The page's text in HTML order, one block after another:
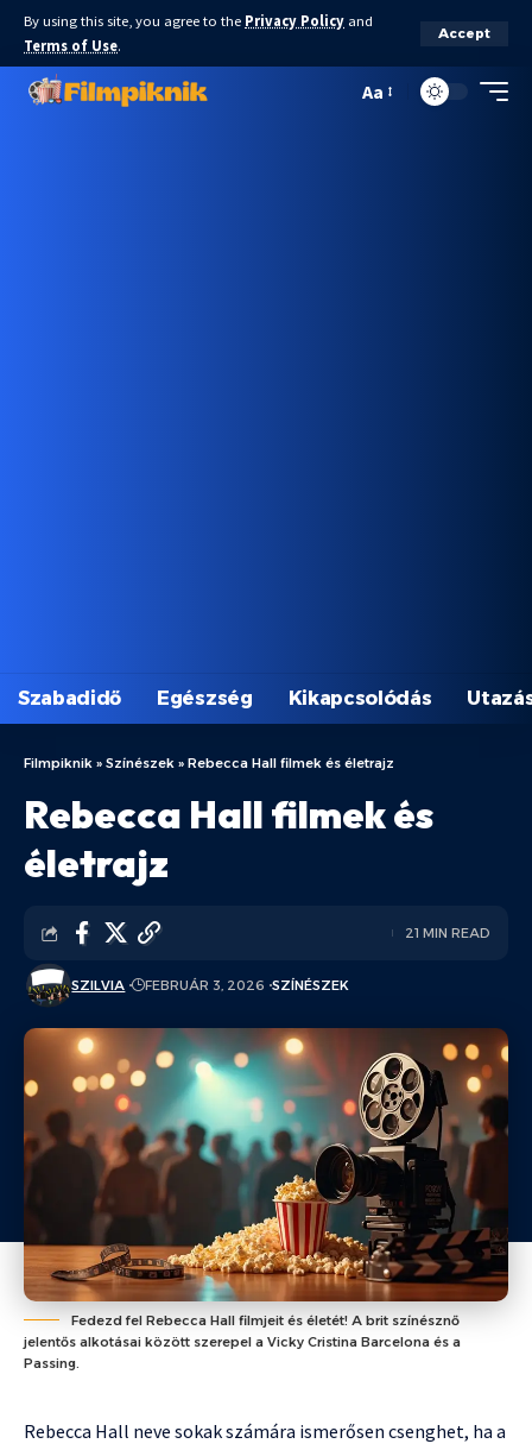
By using this site, you agree to the Privacy Policy and
Terms of Use.
Accept
Aa
Szabadidő Egészség Kikapcsolódás
Filmpiknik » Színészek » Rebecca Hall filmek és életrajz
Rebecca Hall filmek és
életrajz
SZILVIA FEBRUÁR 3, 2026 SZÍNÉSZEK
21 MIN READ
Fedezd fel Rebecca Hall filmjeit és életét! A brit színésznő
jelentős alkotásai között szerepel a Vicky Cristina Barcelona és a
Passing.
Rebecca Hall neve sokak számára ismerősen csenghet, ha a